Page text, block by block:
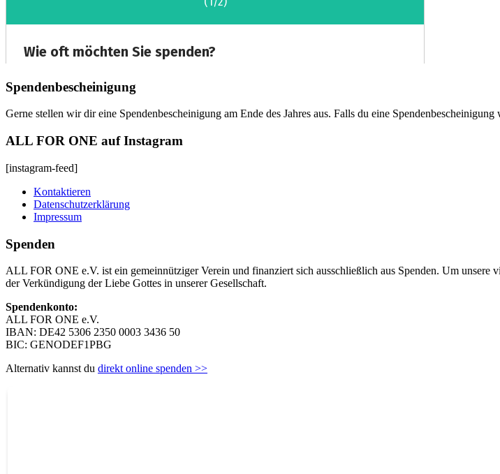
Spendenbescheinigung
Gerne stellen wir dir eine Spendenbescheinigung am Ende des Jahres aus. Falls du eine
ALL FOR ONE auf Instagram
[instagram-feed]
Kontaktieren
Datenschutzerklärung
Impressum
Spenden
ALL FOR ONE e.V. ist ein gemeinnütziger Verein und finanziert sich ausschließlich aus Spenden. Um
der Verkündigung der Liebe Gottes in unserer Gesellschaft.
Spendenkonto:
ALL FOR ONE e.V.
IBAN: DE42 5306 2350 0003 3436 50
BIC: GENODEF1PBG
Alternativ kannst du direkt online spenden >>